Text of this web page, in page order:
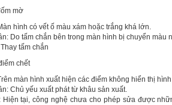
mờ
hình có vết ố màu xám hoặc trắng khá lớn.
Do tấm chắn bên trong màn hình bị chuyển
tấm chắn
chết
màn hình xuất hiện các điểm không hiển thị
Chủ yếu xuất phát từ khâu sản xuất.
Hiện tại, công nghệ chưa cho phép sửa được